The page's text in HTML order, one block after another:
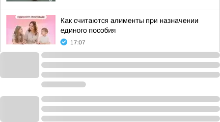
Как считаются алименты при назначении
единого пособия
17:07